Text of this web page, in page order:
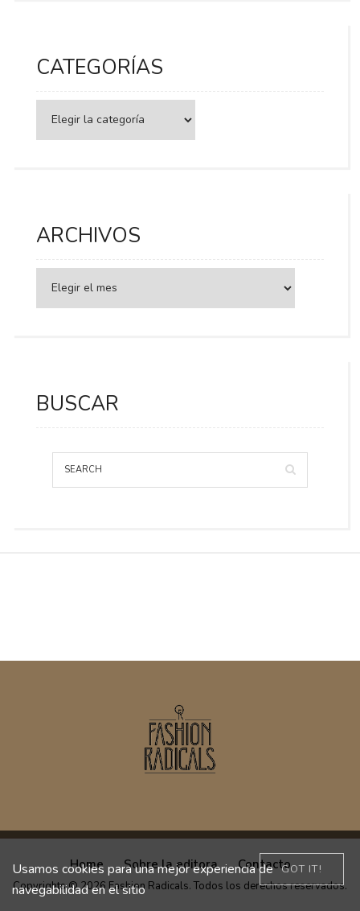
CATEGORÍAS
ARCHIVOS
BUSCAR
Home Sobre la editora Contacto
Copyrights © 2026 Fashion Radicals. Todos los derechos reservados.
GOT IT!
Usamos cookies para una mejor experiencia de
navegabilidad en el sitio